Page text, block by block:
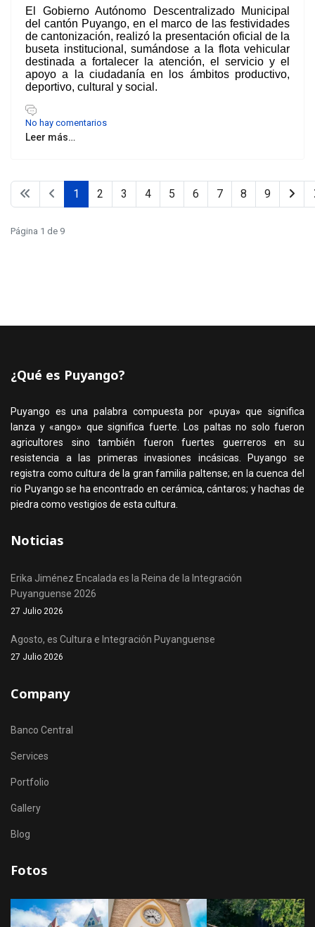
El Gobierno Autónomo Descentralizado Municipal
del cantón Puyango, en el marco de las festividades
de cantonización, realizó la presentación oficial de la
buseta institucional, sumándose a la flota vehicular
destinada a fortalecer la atención, el servicio y el
apoyo a la ciudadanía en los ámbitos productivo,
deportivo, cultural y social.
No hay comentarios
Leer más…
1 2 3 4 5 6 7 8 9
Página 1 de 9
¿Qué es Puyango?
Puyango es una palabra compuesta por «puya» que significa
lanza y «ango» que significa fuerte. Los paltas no solo fueron
agricultores sino también fueron fuertes guerreros en su
resistencia a las primeras invasiones incásicas. Puyango se
registra como cultura de la gran familia paltense; en la cuenca del
rio Puyango se ha encontrado en cerámica, cántaros; y hachas de
piedra como vestigios de esta cultura.
Noticias
Erika Jiménez Encalada es la Reina de la Integración
Puyanguense 2026
27 Julio 2026
Agosto, es Cultura e Integración Puyanguense
27 Julio 2026
Company
Banco Central
Services
Portfolio
Gallery
Blog
Fotos